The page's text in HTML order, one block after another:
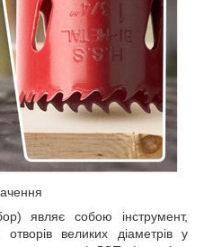
являє собою інструмент,
великих діаметрів у